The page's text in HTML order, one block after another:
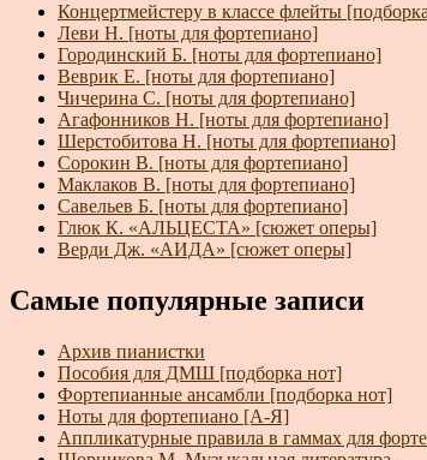
Концертмейстеру в классе флейты
Леви Н. [ноты для фортепиано]
Городинский Б. [ноты для фортепиано]
Веврик Е. [ноты для фортепиано]
Чичерина С. [ноты для фортепиано]
Агафонников Н. [ноты для фортепиано]
Шерстобитова Н. [ноты для фортепиано]
Сорокин В. [ноты для фортепиано]
Маклаков В. [ноты для фортепиано]
Савельев Б. [ноты для фортепиано]
Глюк К. «АЛЬЦЕСТА» [сюжет оперы]
Верди Дж. «АИДА» [сюжет оперы]
Самые популярные записи
Архив пианистки
Пособия для ДМШ [подборка нот]
Фортепианные ансамбли [подборка нот]
Ноты для фортепиано [А-Я]
Аппликатурные правила в гаммах для